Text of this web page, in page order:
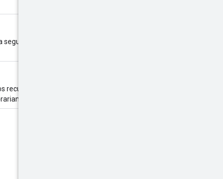
Se este campo
recursos em todas as
indisponíveis.